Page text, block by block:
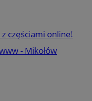
częściami online!
- Mikołów